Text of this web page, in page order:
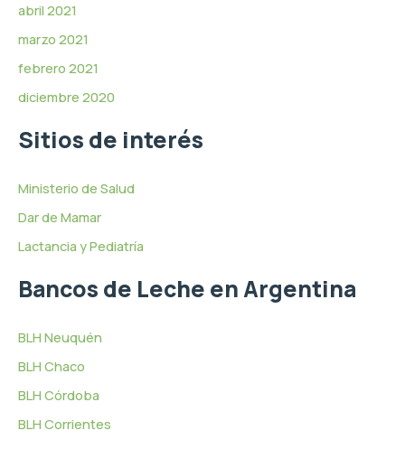
abril 2021
marzo 2021
febrero 2021
diciembre 2020
Sitios de interés
Ministerio de Salud
Dar de Mamar
Lactancia y Pediatría
Bancos de Leche en Argentina
BLH Neuquén
BLH Chaco
BLH Córdoba
BLH Corrientes